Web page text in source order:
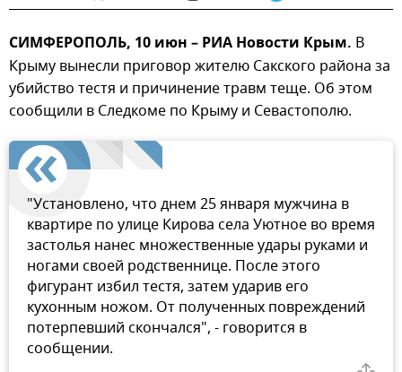
СИМФЕРОПОЛЬ, 10 июн – РИА Новости Крым. В
Крыму вынесли приговор жителю Сакского района за
убийство тестя и причинение травм теще. Об этом
сообщили в Следкоме по Крыму и Севастополю.
"Установлено, что днем 25 января мужчина в
квартире по улице Кирова села Уютное во время
застолья нанес множественные удары руками и
ногами своей родственнице. После этого
фигурант избил тестя, затем ударив его
кухонным ножом. От полученных повреждений
потерпевший скончался", - говорится в
сообщении.